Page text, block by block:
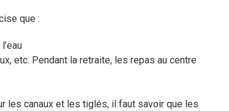
que :
etc. Pendant la retraite, les repas au centre
les canaux et les tiglés, il faut savoir que les